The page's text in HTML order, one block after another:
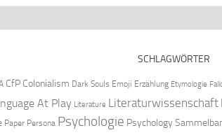
SCHLAGWÖRTER
CfP Colonialism Dark Souls Emoji Erzählung Etymologie
At Play Literature Literaturwissenschaft
Paper Persona Psychologie Psychology